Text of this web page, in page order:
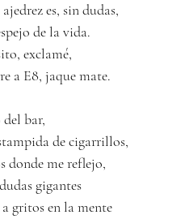
es, sin dudas,
de la vida.
exclamé,
a E8, jaque mate.
bar,
de cigarrillos,
donde me reflejo,
gigantes
gritos en la mente